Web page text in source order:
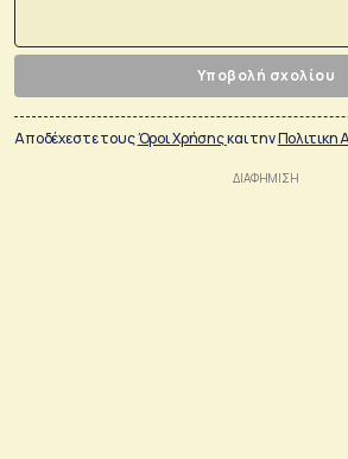
Υποβολή σχολίου
Αποδέχεστε τουςΌροι Χρήσηςκαι τηνΠολιτικη